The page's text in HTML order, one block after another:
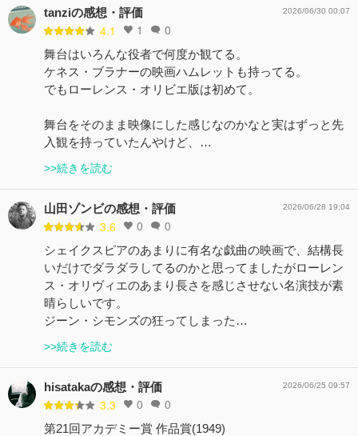
tanziの感想・評価
4.1 1 0
2026/06/30 00:07
舞台はいろんな役者で何度か観てる。
ケネス・ブラナーの映画ハムレットも持ってる。
でもローレンス・オリビエ版は初めて。
舞台をそのまま映像にした感じなのかなと実はずっと先
入観を持っていたんやけど、…
>>続きを読む
山田ゾンビの感想・評価
3.6 0 0
2026/06/28 19:04
シェイクスピアのあまりに有名な戯曲の映画で、結構長
いだけでダラダラしてるのかと思ってましたがローレン
ス・オリヴィエのあまり長さを感じさせない名演技が素
晴らしいです。
ジーン・シモンズの狂ってしまった…
>>続きを読む
hisatakaの感想・評価
3.3 0 0
2026/06/25 09:57
第21回アカデミー賞 作品賞(1949)